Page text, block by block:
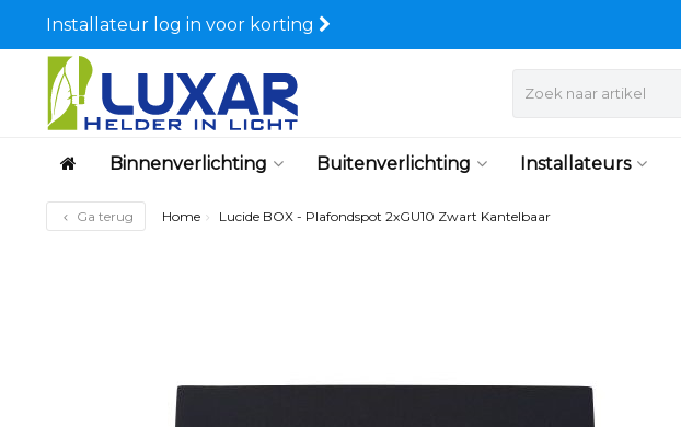
Installateur log in voor korting
Binnenverlichting Buitenverlichting Installateurs
Ga terug Home Lucide BOX - Plafondspot 2xGU10 Zwart Kantelbaar